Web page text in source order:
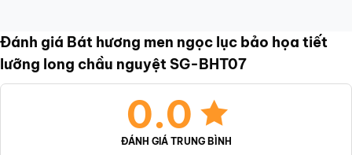
Đánh giá Bát hương men ngọc lục bảo họa tiết
lưỡng long chầu nguyệt SG-BHT07
0.0
ĐÁNH GIÁ TRUNG BÌNH